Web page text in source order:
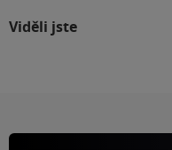
Viděli jste